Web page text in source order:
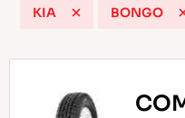
Tipps für das
WEITERLESEN
KIA BONGO